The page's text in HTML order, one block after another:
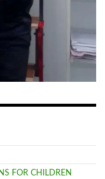
FOR CHILDREN